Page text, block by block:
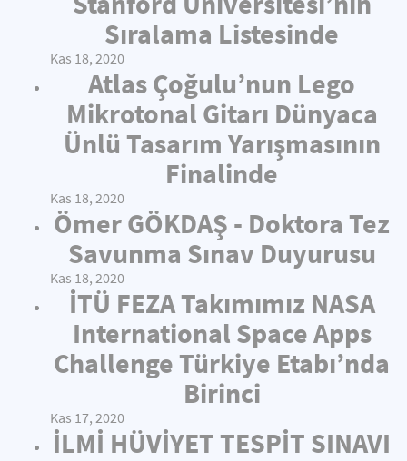
Sıralama Listesinde
Kas 18, 2020
Atlas Çoğulu’nun Lego
Mikrotonal Gitarı Dünyaca
Ünlü Tasarım Yarışmasının
Finalinde
Kas 18, 2020
Ömer GÖKDAŞ - Doktora Tez
Savunma Sınav Duyurusu
Kas 18, 2020
İTÜ FEZA Takımımız NASA
International Space Apps
Challenge Türkiye Etabı’nda
Birinci
Kas 17, 2020
İLMİ HÜVİYET TESPİT SINAVI